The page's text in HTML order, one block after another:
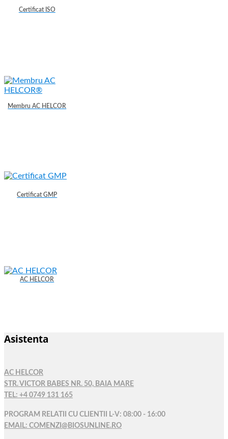
Certificat ISO
Membru AC HELCOR
Certificat GMP
AC HELCOR
Asistenta
AC HELCOR
STR. VICTOR BABES NR. 50, BAIA MARE
TEL: +4 0749 131 165
PROGRAM RELATII CU CLIENTII L-V: 08:00 - 16:00
EMAIL: COMENZI@BIOSUNLINE.RO